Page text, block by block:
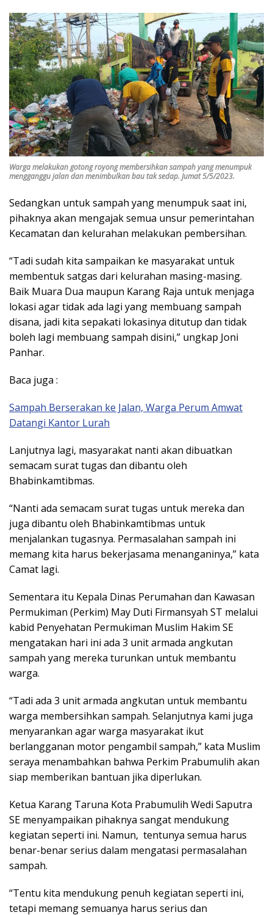
Warga melakukan gotong royong membersihkan sampah yang menumpuk
mengganggu jalan dan menimbulkan bau tak sedap. Jumat 5/5/2023.
Sedangkan untuk sampah yang menumpuk saat ini,
pihaknya akan mengajak semua unsur pemerintahan
Kecamatan dan kelurahan melakukan pembersihan.
“Tadi sudah kita sampaikan ke masyarakat untuk
membentuk satgas dari kelurahan masing-masing.
Baik Muara Dua maupun Karang Raja untuk menjaga
lokasi agar tidak ada lagi yang membuang sampah
disana, jadi kita sepakati lokasinya ditutup dan tidak
boleh lagi membuang sampah disini,” ungkap Joni
Panhar.
Baca juga :
Sampah Berserakan ke Jalan, Warga Perum Amwat
Datangi Kantor Lurah
Lanjutnya lagi, masyarakat nanti akan dibuatkan
semacam surat tugas dan dibantu oleh
Bhabinkamtibmas.
“Nanti ada semacam surat tugas untuk mereka dan
juga dibantu oleh Bhabinkamtibmas untuk
menjalankan tugasnya. Permasalahan sampah ini
memang kita harus bekerjasama menanganinya,” kata
Camat lagi.
Sementara itu Kepala Dinas Perumahan dan Kawasan
Permukiman (Perkim) May Duti Firmansyah ST melalui
kabid Penyehatan Permukiman Muslim Hakim SE
mengatakan hari ini ada 3 unit armada angkutan
sampah yang mereka turunkan untuk membantu
warga.
“Tadi ada 3 unit armada angkutan untuk membantu
warga membersihkan sampah. Selanjutnya kami juga
menyarankan agar warga masyarakat ikut
berlangganan motor pengambil sampah,” kata Muslim
seraya menambahkan bahwa Perkim Prabumulih akan
siap memberikan bantuan jika diperlukan.
Ketua Karang Taruna Kota Prabumulih Wedi Saputra
SE menyampaikan pihaknya sangat mendukung
kegiatan seperti ini. Namun, tentunya semua harus
benar-benar serius dalam mengatasi permasalahan
sampah.
“Tentu kita mendukung penuh kegiatan seperti ini,
tetapi memang semuanya harus serius dan